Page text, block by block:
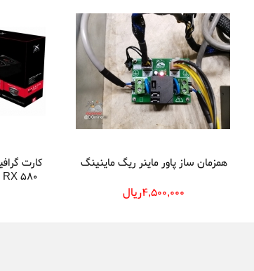
همزمان ساز پاور ماینر ریگ ماینینگ
4,500,000ريال
580
OC+